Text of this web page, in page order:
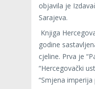
objavila je
Sarajeva.
Knjiga
godine
cjeline. Prva je
“Hercegovački
“Smjena imperija